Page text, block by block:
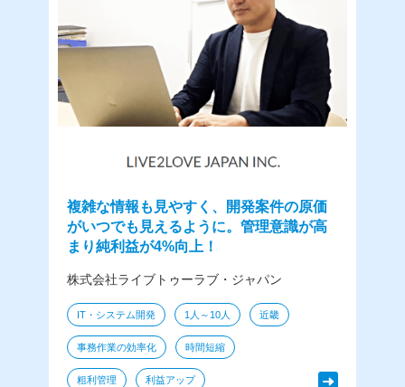
複雑な情報も見やすく、開発案件の原価
がいつでも見えるように。管理意識が高
まり純利益が4%向上！
株式会社ライブトゥーラブ・ジャパン
IT・システム開発 1人～10人 近畿
事務作業の効率化 時間短縮
粗利管理 利益アップ